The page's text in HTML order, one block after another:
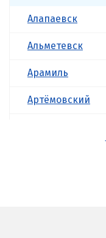
Алапаевск
Альметевск
Арамиль
Артёмовский